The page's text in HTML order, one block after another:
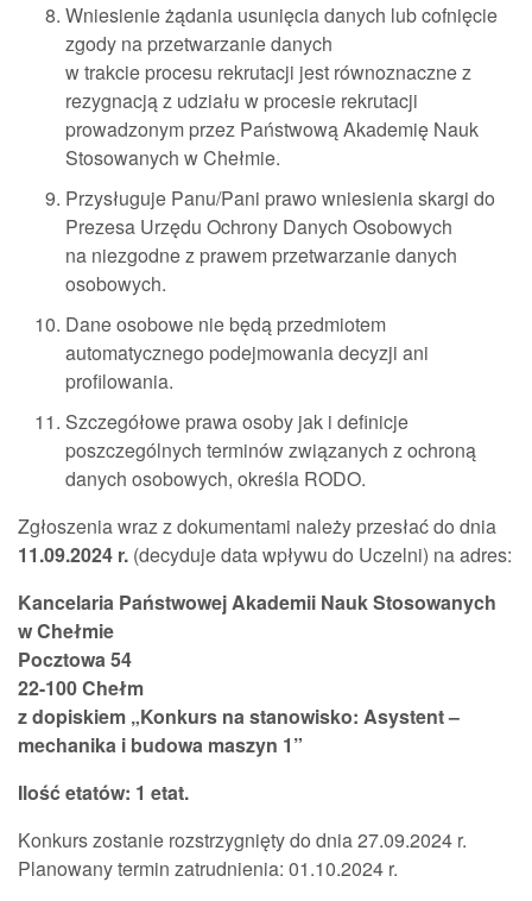
Wniesienie żądania usunięcia danych lub cofnięcie
zgody na przetwarzanie danych
w trakcie procesu rekrutacji jest równoznaczne z
rezygnacją z udziału w procesie rekrutacji
prowadzonym przez Państwową Akademię Nauk
Stosowanych w Chełmie.
Przysługuje Panu/Pani prawo wniesienia skargi do
Prezesa Urzędu Ochrony Danych Osobowych
na niezgodne z prawem przetwarzanie danych
osobowych.
Dane osobowe nie będą przedmiotem
automatycznego podejmowania decyzji ani
profilowania.
Szczegółowe prawa osoby jak i definicje
poszczególnych terminów związanych z ochroną
danych osobowych, określa RODO.
Zgłoszenia wraz z dokumentami należy przesłać do dnia
11.09.2024 r. (decyduje data wpływu do Uczelni) na adres:
Kancelaria Państwowej Akademii Nauk Stosowanych
w Chełmie
Pocztowa 54
22-100 Chełm
z dopiskiem „Konkurs na stanowisko: Asystent –
mechanika i budowa maszyn 1”
Ilość etatów: 1 etat.
Konkurs zostanie rozstrzygnięty do dnia 27.09.2024 r.
Planowany termin zatrudnienia: 01.10.2024 r.